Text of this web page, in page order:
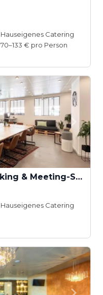
Hauseigenes Catering
70–133 € pro Person
KreativQuartier - Coworking & Meeting-Space
Hauseigenes Catering